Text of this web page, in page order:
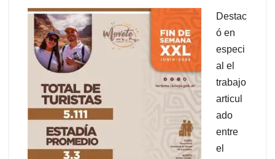
Destac
ó en
especi
al el
trabajo
articul
ado
entre
el